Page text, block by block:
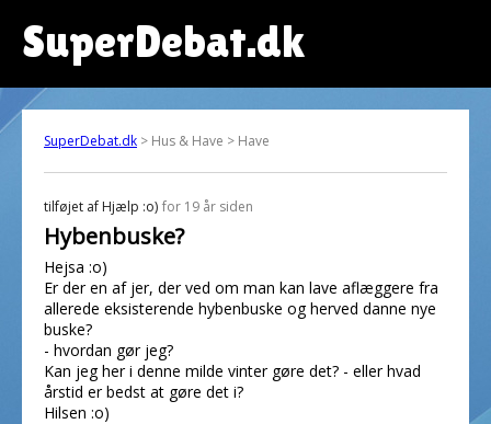
SuperDebat.dk
SuperDebat.dk > Hus & Have > Have
tilføjet af Hjælp :o) for 19 år siden
Hybenbuske?
Hejsa :o)
Er der en af jer, der ved om man kan lave aflæggere fra
allerede eksisterende hybenbuske og herved danne nye
buske?
- hvordan gør jeg?
Kan jeg her i denne milde vinter gøre det? - eller hvad
årstid er bedst at gøre det i?
Hilsen :o)